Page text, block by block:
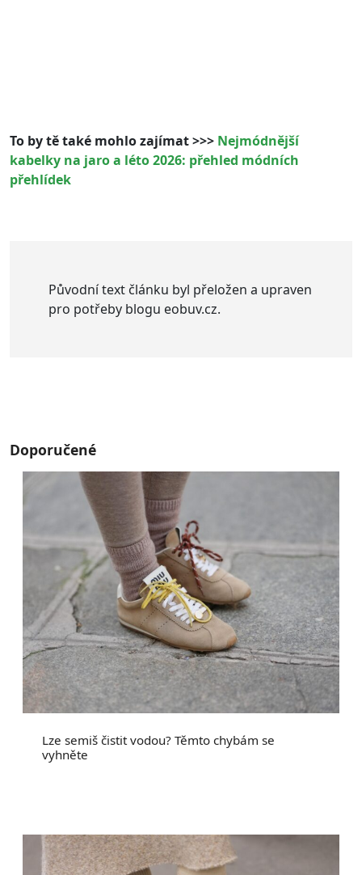
To by tě také mohlo zajímat >>> Nejmódnější
kabelky na jaro a léto 2026: přehled módních
přehlídek
Původní text článku byl přeložen a upraven
pro potřeby blogu eobuv.cz.
Doporučené
Lze semiš čistit vodou? Těmto chybám se
vyhněte